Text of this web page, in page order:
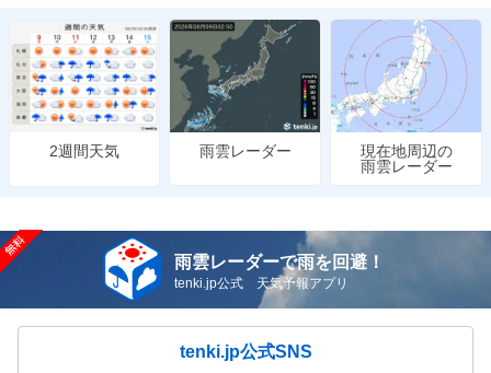
2週間天気 雨雲レーダー
現在地周辺の
雨雲レーダー
雨雲レーダーで雨を回避！
tenki.jp公式 天気予報アプリ
tenki.jp公式SNS